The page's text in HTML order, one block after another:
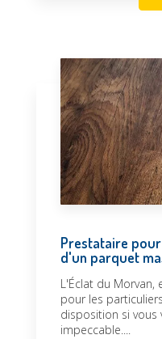
Prestataire
d'un parquet
L'Éclat du Morvan,
pour les
disposition si vous
impeccable....